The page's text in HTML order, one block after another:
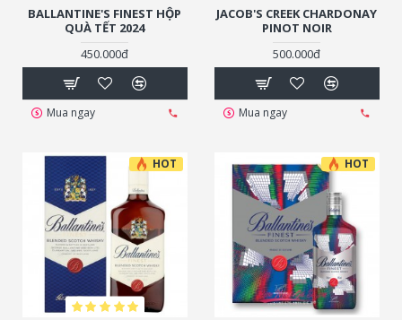
BALLANTINE'S FINEST HỘP
QUÀ TẾT 2024
450.000đ
Mua ngay
JACOB'S CREEK CHARDONAY
PINOT NOIR
500.000đ
Mua ngay
HOT HOT